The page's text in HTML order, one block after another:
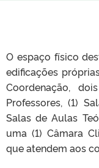
TELEFONES
O espaço físico
edificações
Coordenação,
Professores, (1)
Salas de Aulas
uma (1) Câmara
que atendem aos